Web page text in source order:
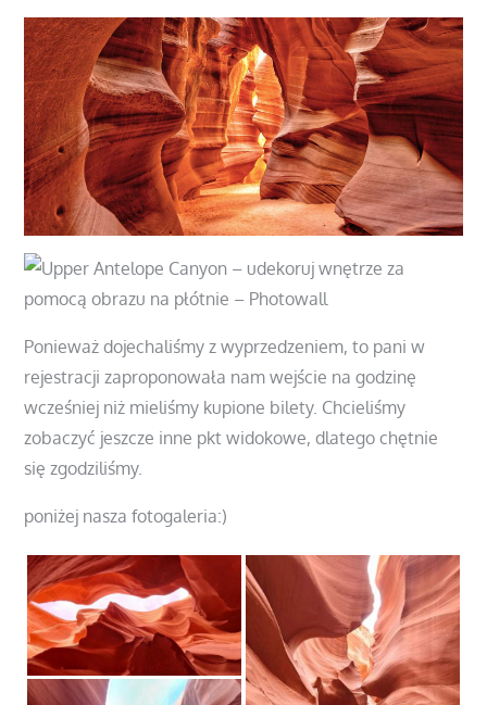
Ponieważ dojechaliśmy z wyprzedzeniem, to pani w
rejestracji zaproponowała nam wejście na godzinę
wcześniej niż mieliśmy kupione bilety. Chcieliśmy
zobaczyć jeszcze inne pkt widokowe, dlatego chętnie
się zgodziliśmy.
poniżej nasza fotogaleria:)